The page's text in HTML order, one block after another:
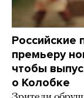
Российские
премьеру
чтобы
о Колобке